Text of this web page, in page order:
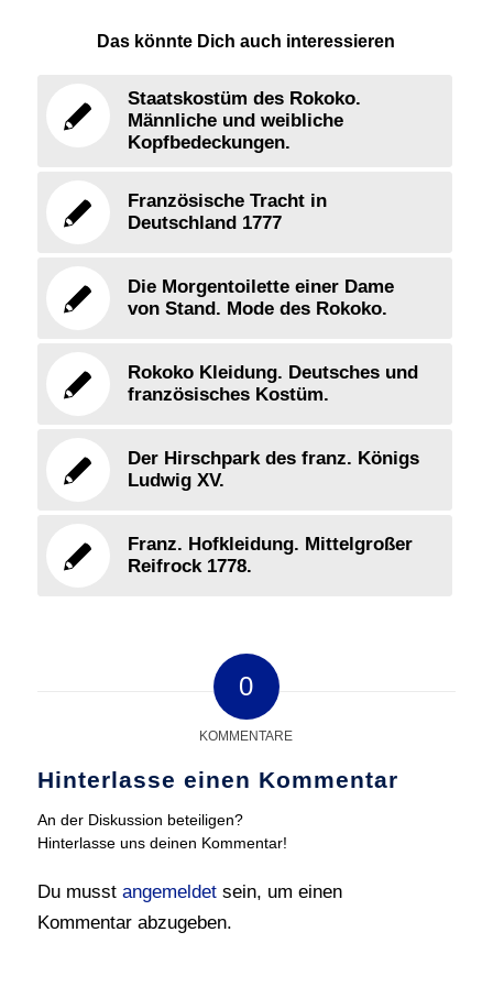
Das könnte Dich auch interessieren
Staatskostüm des Rokoko.
Männliche und weibliche
Kopfbedeckungen.
Französische Tracht in
Deutschland 1777
Die Morgentoilette einer Dame
von Stand. Mode des Rokoko.
Rokoko Kleidung. Deutsches und
französisches Kostüm.
Der Hirschpark des franz. Königs
Ludwig XV.
Franz. Hofkleidung. Mittelgroßer
Reifrock 1778.
0
KOMMENTARE
Hinterlasse einen Kommentar
An der Diskussion beteiligen?
Hinterlasse uns deinen Kommentar!
Du musst angemeldetsein, um einen
Kommentar abzugeben.